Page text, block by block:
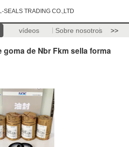
SEALS TRADING CO.,LTD
vídeos Sobre nosotros >>
de Nbr Fkm sella forma